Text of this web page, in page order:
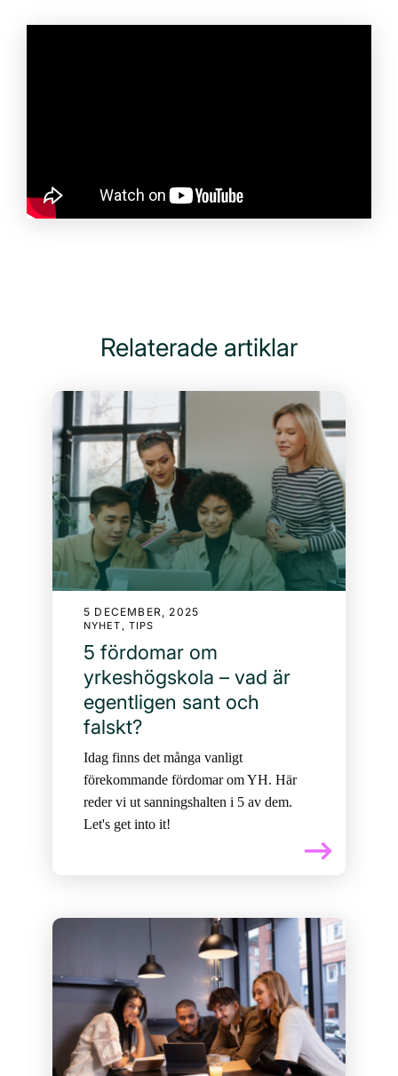
Relaterade artiklar
5 DECEMBER, 2025
NYHET, TIPS
5 fördomar om
yrkeshögskola – vad är
egentligen sant och
falskt?
Idag finns det många vanligt
förekommande fördomar om YH. Här
reder vi ut sanningshalten i 5 av dem.
Let's get into it!